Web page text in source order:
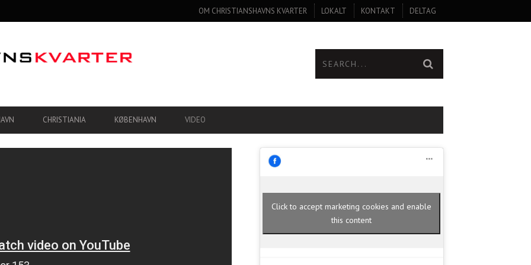
OM CHRISTIANSHAVNS KVARTER LOKALT KONTAKT DELTAG
CHRISTIANIA KØBENHAVN VIDEO
Click to accept marketing cookies and enable
this content